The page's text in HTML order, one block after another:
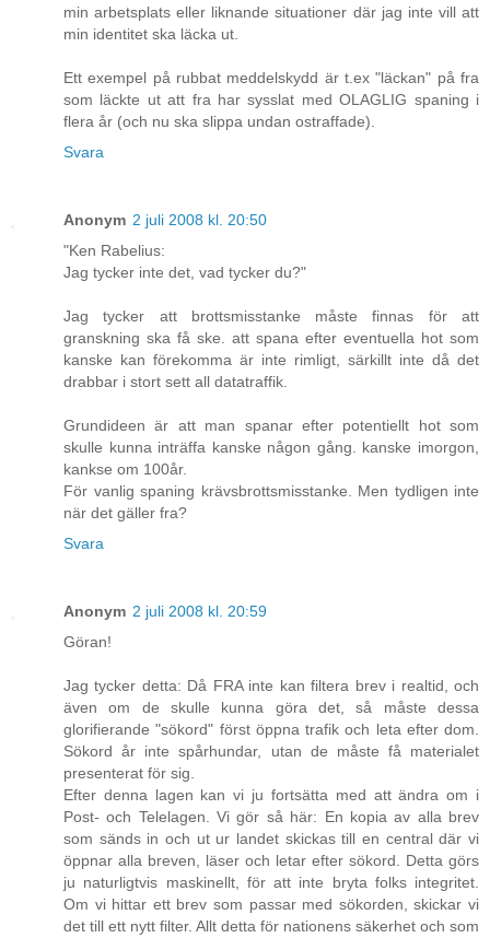
min arbetsplats eller liknande situationer där jag inte vill att
min identitet ska läcka ut.
Ett exempel på rubbat meddelskydd är t.ex "läckan" på fra
som läckte ut att fra har sysslat med OLAGLIG spaning i
flera år (och nu ska slippa undan ostraffade).
Svara
Anonym 2 juli 2008 kl. 20:50
"Ken Rabelius:
Jag tycker inte det, vad tycker du?"
Jag tycker att brottsmisstanke måste finnas för att
granskning ska få ske. att spana efter eventuella hot som
kanske kan förekomma är inte rimligt, särkillt inte då det
drabbar i stort sett all datatraffik.
Grundideen är att man spanar efter potentiellt hot som
skulle kunna inträffa kanske någon gång. kanske imorgon,
kankse om 100år.
För vanlig spaning krävsbrottsmisstanke. Men tydligen inte
när det gäller fra?
Svara
Anonym 2 juli 2008 kl. 20:59
Göran!
Jag tycker detta: Då FRA inte kan filtera brev i realtid, och
även om de skulle kunna göra det, så måste dessa
glorifierande "sökord" först öppna trafik och leta efter dom.
Sökord år inte spårhundar, utan de måste få materialet
presenterat för sig.
Efter denna lagen kan vi ju fortsätta med att ändra om i
Post- och Telelagen. Vi gör så här: En kopia av alla brev
som sänds in och ut ur landet skickas till en central där vi
öppnar alla breven, läser och letar efter sökord. Detta görs
ju naturligtvis maskinellt, för att inte bryta folks integritet.
Om vi hittar ett brev som passar med sökorden, skickar vi
det till ett nytt filter. Allt detta för nationens säkerhet och som